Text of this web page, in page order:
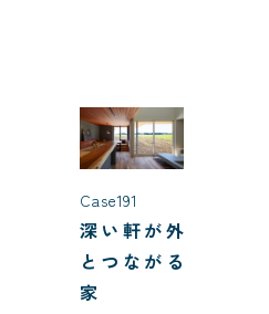
Case191
深い軒が外
とつながる
家